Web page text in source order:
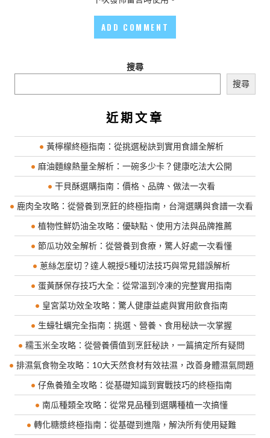
搜尋
搜尋
近期文章
黃檸檬終極指南：從挑選秘訣到實用食譜全解析
麻油麵線熱量全解析：一碗多少卡？健康吃法大公開
干貝酥選購指南：價格、品牌、做法一次看
鹿肉全攻略：從營養到烹飪的終極指南，台灣選購與食譜一次看
植物性鮮奶油全攻略：優缺點、使用方法與品牌推薦
節瓜功效全解析：從營養到食療，驚人好處一次看懂
蔥絲怎麼切？達人親授5種切法技巧與常見錯誤解析
蛋黃酥保存技巧大全：從常溫到冷凍的完整實用指南
皇宮菜功效全攻略：驚人健康益處與實用飲食指南
生蠔牡蠣完全指南：挑選、營養、食用秘訣一次掌握
糯玉米全攻略：從營養價值到烹飪秘訣，一篇搞定所有疑問
排濕氣食物全攻略：10大天然食材有效祛濕，改善身體濕氣問題
仔魚養殖全攻略：從基礎知識到實戰技巧的終極指南
南瓜種類全攻略：從常見品種到選購種植一次搞懂
轉化糖漿終極指南：從基礎到進階，解決所有使用疑難